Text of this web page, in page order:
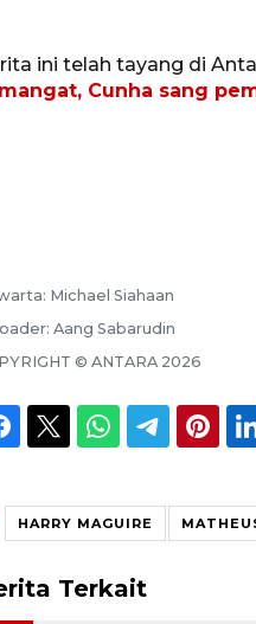
ini telah tayang di
Cunha sang
Michael Siahaan
Aang Sabarudin
© ANTARA 2026
HARRY MAGUIRE
Terkait